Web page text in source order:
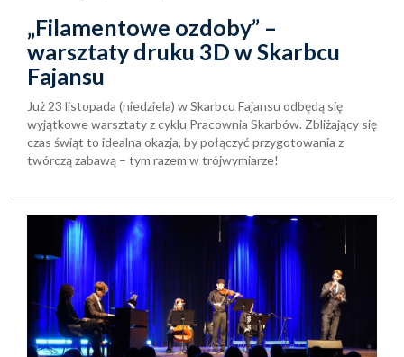
„Filamentowe ozdoby” –
warsztaty druku 3D w Skarbcu
Fajansu
Już 23 listopada (niedziela) w Skarbcu Fajansu odbędą się
wyjątkowe warsztaty z cyklu Pracownia Skarbów. Zbliżający się
czas świąt to idealna okazja, by połączyć przygotowania z
twórczą zabawą – tym razem w trójwymiarze!